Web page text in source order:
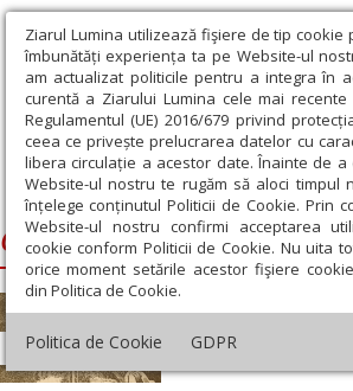
Ziarul Lumina utilizează fişiere de tip cookie
îmbunătăți experiența ta pe Website-ul
am actualizat politicile pentru a integra în
curentă a Ziarului Lumina cele mai
Regulamentul (UE) 2016/679 privind
ceea ce privește prelucrarea datelor cu
libera circulație a acestor date. Înainte de
Website-ul nostru te rugăm să aloci timpul
înțelege conținutul Politicii de Cookie. Prin
Website-ul nostru confirmi acceptarea
cookie conform Politicii de Cookie. Nu uita
orice moment setările acestor fişiere
din Politica de Cookie.
Politica de Cookie GDPR
Ziarul Lumina › Clucerul Gheorghe Boldescu
Clucerul Gheorghe
An omagial